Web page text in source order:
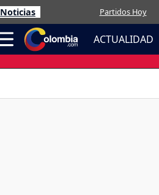
Noticias Partidos Hoy
ACTUALIDAD